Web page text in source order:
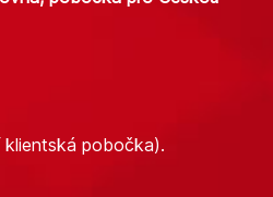
klientská pobočka).